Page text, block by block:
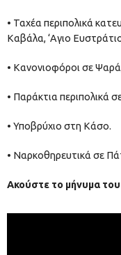
• Ταχέα περιπολικά
Καβάλα, ‘Αγιο
• Κανονιοφόροι σε
• Παράκτια περιπολικά
• Υποβρύχιο στη Κάσο.
• Ναρκοθηρευτικά σε
Ακούστε το μήνυμα